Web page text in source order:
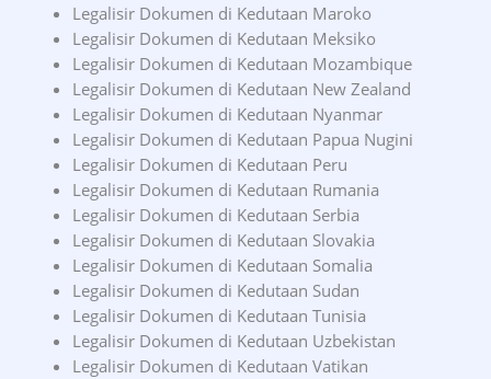
Legalisir Dokumen di Kedutaan Maroko
Legalisir Dokumen di Kedutaan Meksiko
Legalisir Dokumen di Kedutaan Mozambique
Legalisir Dokumen di Kedutaan New Zealand
Legalisir Dokumen di Kedutaan Nyanmar
Legalisir Dokumen di Kedutaan Papua Nugini
Legalisir Dokumen di Kedutaan Peru
Legalisir Dokumen di Kedutaan Rumania
Legalisir Dokumen di Kedutaan Serbia
Legalisir Dokumen di Kedutaan Slovakia
Legalisir Dokumen di Kedutaan Somalia
Legalisir Dokumen di Kedutaan Sudan
Legalisir Dokumen di Kedutaan Tunisia
Legalisir Dokumen di Kedutaan Uzbekistan
Legalisir Dokumen di Kedutaan Vatikan